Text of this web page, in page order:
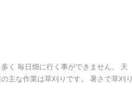
く 毎日畑に行く事ができません。 天
主な作業は草刈りです。 暑さで草刈り